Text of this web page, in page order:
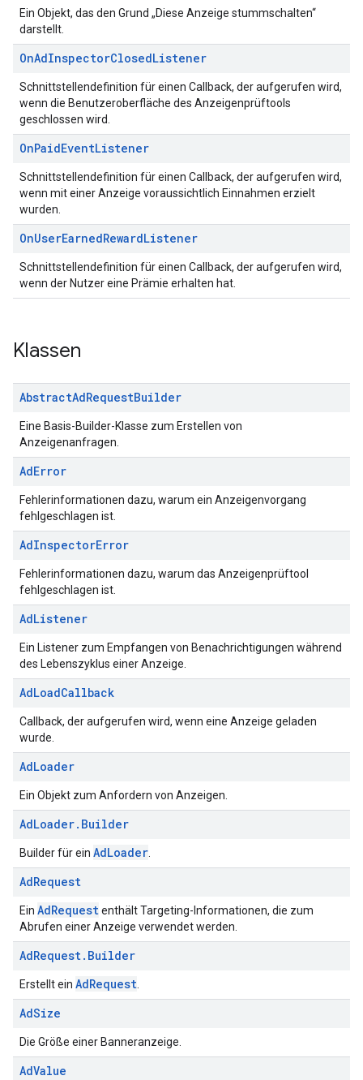
Ein Objekt, das den Grund „Diese Anzeige stummschalten“
darstellt.
OnAdInspectorClosedListener
Schnittstellendefinition für einen Callback, der aufgerufen wird,
wenn die Benutzeroberfläche des Anzeigenprüftools
geschlossen wird.
OnPaidEventListener
Schnittstellendefinition für einen Callback, der aufgerufen wird,
wenn mit einer Anzeige voraussichtlich Einnahmen erzielt
wurden.
OnUserEarnedRewardListener
Schnittstellendefinition für einen Callback, der aufgerufen wird,
wenn der Nutzer eine Prämie erhalten hat.
Klassen
AbstractAdRequestBuilder
Eine Basis-Builder-Klasse zum Erstellen von
Anzeigenanfragen.
AdError
Fehlerinformationen dazu, warum ein Anzeigenvorgang
fehlgeschlagen ist.
AdInspectorError
Fehlerinformationen dazu, warum das Anzeigenprüftool
fehlgeschlagen ist.
AdListener
Ein Listener zum Empfangen von Benachrichtigungen während
des Lebenszyklus einer Anzeige.
AdLoadCallback
Callback, der aufgerufen wird, wenn eine Anzeige geladen
wurde.
AdLoader
Ein Objekt zum Anfordern von Anzeigen.
AdLoader. Builder
Builder für ein AdLoader
AdRequest
Ein AdRequestenthält Targeting-Informationen, die zum
Abrufen einer Anzeige verwendet werden.
AdRequest. Builder
Erstellt ein AdRequest
AdSize
Die Größe einer Banneranzeige.
AdValue